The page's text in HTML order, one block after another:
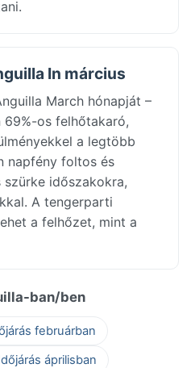
In március
March hónapját –
69%-os felhőtakaró,
a legtöbb
napfény foltos és
időszakokra,
A tengerparti
a felhőzet, mint a
ban/ben
februárban
áprilisban